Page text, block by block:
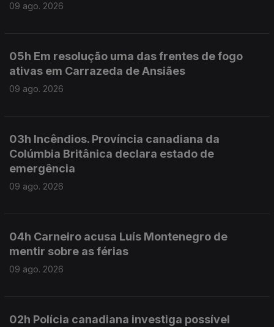
09 ago. 2026
05h Em resolução uma das frentes de fogo
ativas em Carrazeda de Ansiães
09 ago. 2026
03h Incêndios. Província canadiana da
Colúmbia Britânica declara estado de
emergência
09 ago. 2026
04h Carneiro acusa Luís Montenegro de
mentir sobre as férias
09 ago. 2026
02h Polícia canadiana investiga possível